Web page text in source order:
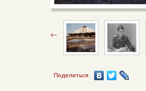
Поделиться